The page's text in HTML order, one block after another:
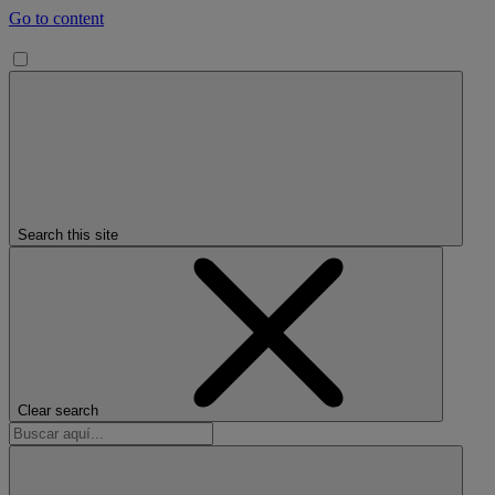
Go to content
Search this site
Clear search